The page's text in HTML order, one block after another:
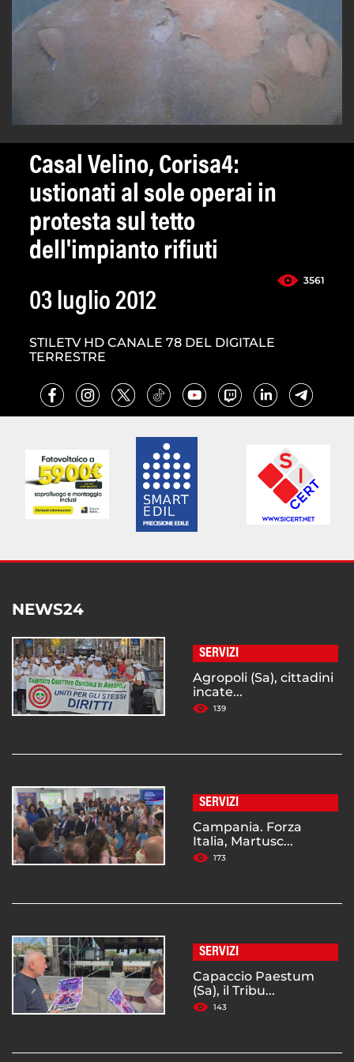
Casal Velino, Corisa4:
ustionati al sole operai in
protesta sul tetto
dell'impianto rifiuti
3561
03 luglio 2012
STILETV HD CANALE 78 DEL DIGITALE
TERRESTRE
NEWS24
SERVIZI
Agropoli (Sa), cittadini
incate...
139
SERVIZI
Campania. Forza
Italia, Martusc...
173
SERVIZI
Capaccio Paestum
(Sa), il Tribu...
143